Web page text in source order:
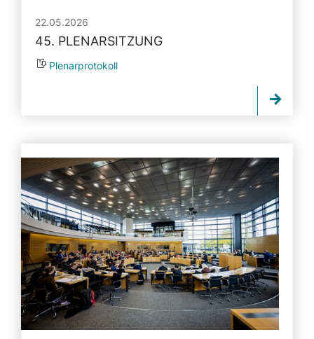
22.05.2026
45. PLENARSITZUNG
Plenarprotokoll